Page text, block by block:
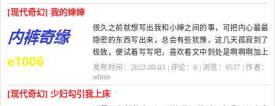
[现代奇幻] 我的婶婶
很久之前就想写出我和小婶之间的事，可把内心最最
隐密的东西写出来，总会有些犹豫，这几天孤寂到了
极致，便试着写写吧，喜欢看文中到处是啊啊啊加上
无数省略号的就不要读我写的东西了...
发布时间：2022-09-03 | 评论：0 | 浏览：9537 | 作者：
admin
[现代奇幻] 少妇勾引我上床